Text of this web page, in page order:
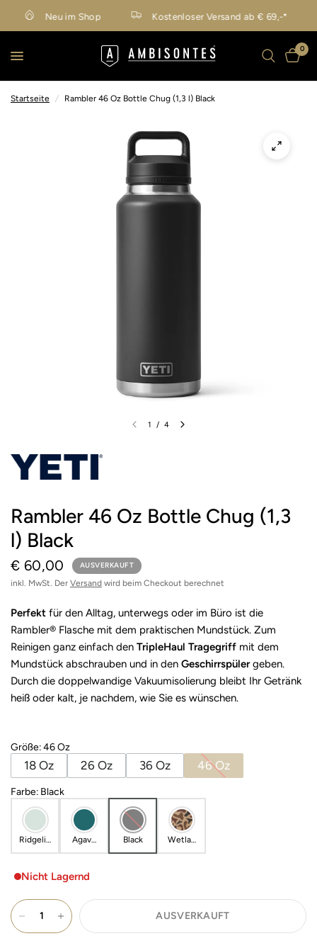
Neu im Shop Kostenloser Versand ab € 69,-*
0
Startseite / Rambler 46 Oz Bottle Chug (1,3 l) Black
1 / 4
Rambler 46 Oz Bottle Chug (1,3
l) Black
€ 60,00 AUSVERKAUFT
inkl. MwSt. Der Versand wird beim Checkout berechnet
Perfekt für den Alltag, unterwegs oder im Büro ist die
Rambler® Flasche mit dem praktischen Mundstück. Zum
Reinigen ganz einfach den TripleHaul Tragegriff mit dem
Mundstück abschrauben und in den Geschirrspülergeben.
Durch die doppelwandige Vakuumisolierung bleibt Ihr Getränk
heiß oder kalt, je nachdem, wie Sie es wünschen.
Größe:46 Oz
18 Oz 26 Oz 36 Oz 46 Oz
Farbe: Black
Ridgelin
e
Agave
Teal
Black
Wetlan
ds
Nicht Lagernd
AUSVERKAUFT